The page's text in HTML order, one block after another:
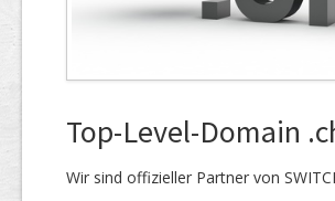
Top-Level-Domain
Wir sind offizieller Partner von